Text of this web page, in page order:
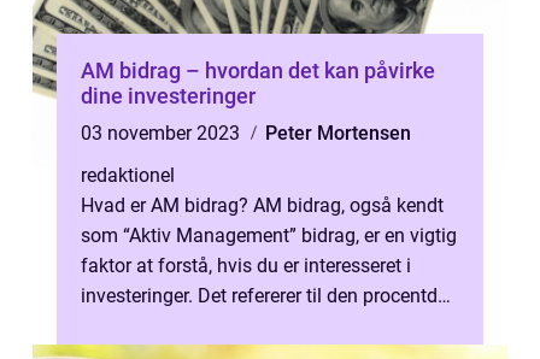
AM bidrag – hvordan det kan påvirke
dine investeringer
03 november 2023
Peter Mortensen
redaktionel
Hvad er AM bidrag? AM bidrag, også kendt
som “Aktiv Management” bidrag, er en vigtig
faktor at forstå, hvis du er interesseret i
investeringer. Det refererer til den procentdel